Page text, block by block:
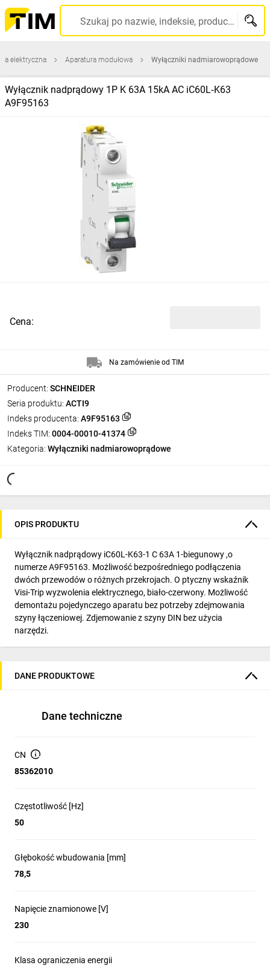
Szukaj po nazwie, indeksie, producencie, kodzie kreskowym...
elektryczna Aparatura modułowa Wyłączniki nadmiarowoprądowe
Wyłącznik nadprądowy 1P K 63A 15kA AC iC60L‑K63
A9F95163
Producent: SCHNEIDER
Seria produktu: ACTI9
Indeks producenta: A9F95163
Indeks TIM: 0004-00010-41374
Kategoria: Wyłączniki nadmiarowoprądowe
Cena:
Na zamówienie od TIM
OPIS PRODUKTU
Wyłącznik nadprądowy iC60L-K63-1 C 63A 1-biegunowy ,o
numerze A9F95163. Możliwość bezpośredniego podłączenia
dwóch przewodów o różnych przekrojach. O ptyczny wskaźnik
Visi-Trip wyzwolenia elektrycznego, biało-czerwony. Możliwość
demontażu pojedynczego aparatu bez potrzeby zdejmowania
szyny łączeniowej. Zdjemowanie z szyny DIN bez użycia
narzędzi.
DANE PRODUKTOWE
Dane techniczne
CN
85362010
Częstotliwość [Hz]
50
Głębokość wbudowania [mm]
78,5
Napięcie znamionowe [V]
230
Klasa ograniczenia energii